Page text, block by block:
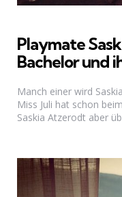
Playmate
Bachelor und
Manch einer wird
Miss Juli hat schon
Saskia Atzerodt aber